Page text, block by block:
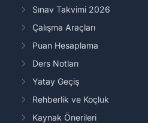
Sınav Takvimi 2026
Çalışma Araçları
Puan Hesaplama
Ders Notları
Yatay Geçiş
Rehberlik ve Koçluk
Kaynak Önerileri